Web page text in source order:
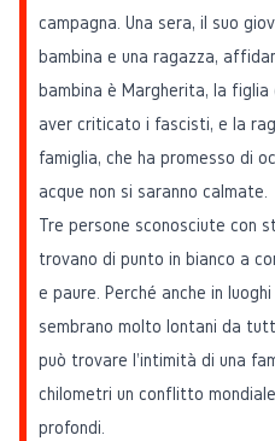
campagna. Una sera, il suo
bambina e una ragazza,
bambina è Margherita, la
aver criticato i fascisti, e la
famiglia, che ha promesso di
acque non si saranno calmate.
Tre persone sconosciute con
trovano di punto in bianco a
e paure. Perché anche in
sembrano molto lontani da
può trovare l'intimità di una
chilometri un conflitto
profondi.